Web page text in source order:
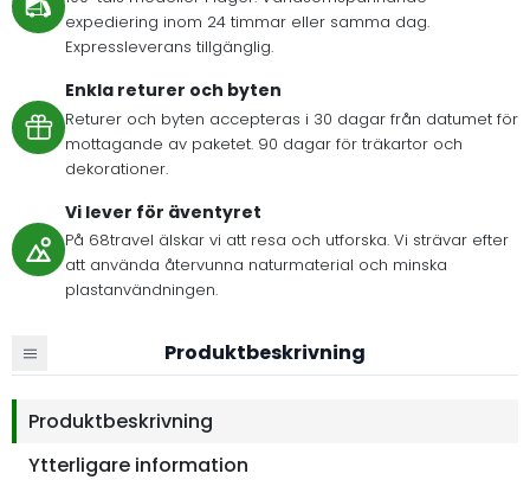
expediering inom 24 timmar eller samma dag.
Expressleverans tillgänglig.
Enkla returer och byten
Returer och byten accepteras i 30 dagar från datumet för
mottagande av paketet. 90 dagar för träkartor och
dekorationer.
Vi lever för äventyret
På 68travel älskar vi att resa och utforska. Vi strävar efter
att använda återvunna naturmaterial och minska
plastanvändningen.
Produktbeskrivning
Produktbeskrivning
Ytterligare information